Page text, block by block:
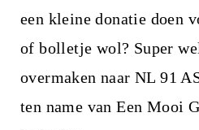
een kleine donatie doen
of bolletje wol? Super
overmaken naar NL 91
ten name van Een Mooi